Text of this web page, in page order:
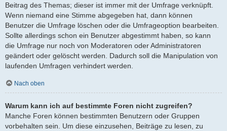
Beitrag des Themas; dieser ist immer mit der Umfrage verknüpft.
Wenn niemand eine Stimme abgegeben hat, dann können
Benutzer die Umfrage löschen oder die Umfrageoption bearbeiten.
Sollte allerdings schon ein Benutzer abgestimmt haben, so kann
die Umfrage nur noch von Moderatoren oder Administratoren
geändert oder gelöscht werden. Dadurch soll die Manipulation von
laufenden Umfragen verhindert werden.
Nach oben
Warum kann ich auf bestimmte Foren nicht zugreifen?
Manche Foren können bestimmten Benutzern oder Gruppen
vorbehalten sein. Um diese einzusehen, Beiträge zu lesen, zu